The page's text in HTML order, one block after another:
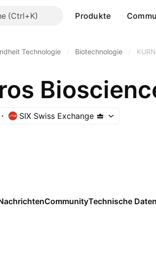
Produkte
Technologie Biotechnologie KURN
SIX Swiss Exchange
CommunityTechnische Daten